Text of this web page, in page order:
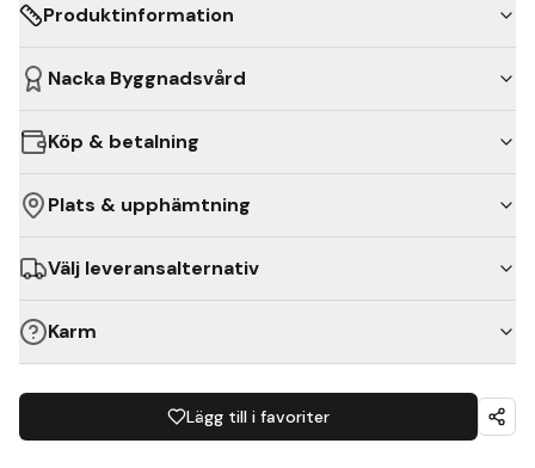
Produktinformation
Nacka Byggnadsvård
Köp & betalning
Plats & upphämtning
Välj leveransalternativ
Karm
Lägg till i favoriter